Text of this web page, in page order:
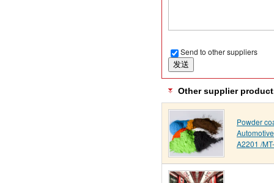
Send to other suppliers
Other supplier
Powder
A2201 /